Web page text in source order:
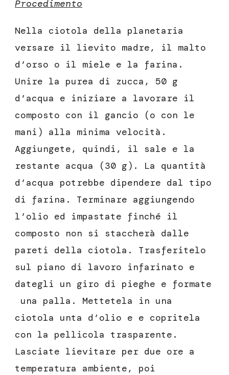
Procedimento
Nella ciotola della planetaria
versare il lievito madre, il malto
d’orso o il miele e la farina.
Unire la purea di zucca, 50 g
d’acqua e iniziare a lavorare il
composto con il gancio (o con le
mani) alla minima velocità.
Aggiungete, quindi, il sale e la
restante acqua (30 g). La quantità
d’acqua potrebbe dipendere dal tipo
di farina. Terminare aggiungendo
l’olio ed impastate finché il
composto non si staccherà dalle
pareti della ciotola. Trasferitelo
sul piano di lavoro infarinato e
dategli un giro di pieghe e formate
una palla. Mettetela in una
ciotola unta d’olio e e copritela
con la pellicola trasparente.
Lasciate lievitare per due ore a
temperatura ambiente, poi